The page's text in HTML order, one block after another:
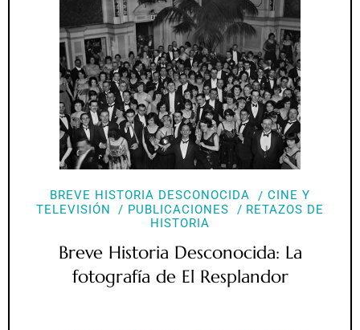
BREVE HISTORIA DESCONOCIDA
CINE Y
TELEVISIÓN
PUBLICACIONES
RETAZOS DE
HISTORIA
Breve Historia Desconocida: La
fotografía de El Resplandor